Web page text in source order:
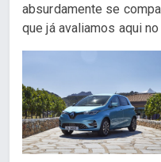
absurdamente se
que já avaliamos aqui no